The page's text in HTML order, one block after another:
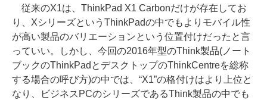
従来のX1は、ThinkPad X1 Carbonだけが存在してお
り、XシリーズというThinkPadの中でもよりモバイル性
が高い製品のバリエーションという位置付けだったと言
っていい。しかし、今回の2016年型のThink製品(ノート
ブックのThinkPadとデスクトップのThinkCentreを総称
する場合の呼び方)の中では、“X1”の格付けはより上位と
なり、ビジネスPCのシリーズであるThink製品の中でも